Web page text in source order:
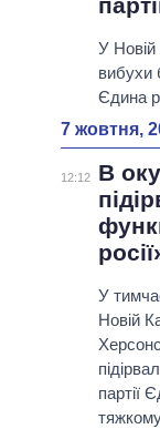
У Новій
вибухи
Єдина
7 жовтня,
12:12
В
У
Новій
партії